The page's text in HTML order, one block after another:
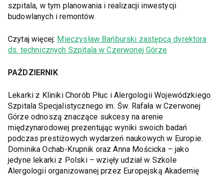
szpitala, w tym planowania i realizacji inwestycji
budowlanych i remontów.
Czytaj więcej: Mieczysław Bańburski zastępcą dyrektora
ds. technicznych Szpitala w Czerwonej Górze
PAŹDZIERNIK
Lekarki z Kliniki Chorób Płuc i Alergologii Wojewódzkiego
Szpitala Specjalistycznego im. Św. Rafała w Czerwonej
Górze odnoszą znaczące sukcesy na arenie
międzynarodowej prezentując wyniki swoich badań
podczas prestiżowych wydarzeń naukowych w Europie.
Dominika Ochab-Krupnik oraz Anna Mościcka – jako
jedyne lekarki z Polski – wzięły udział w Szkole
Alergologii organizowanej przez Europejską Akademię